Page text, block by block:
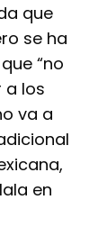
que
se ha
“no
a los
va a
en